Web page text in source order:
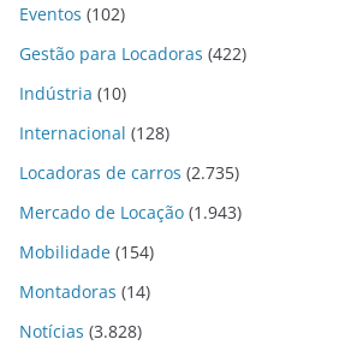
Eventos (102)
Gestão para Locadoras (422)
Indústria (10)
Internacional (128)
Locadoras de carros (2.735)
Mercado de Locação (1.943)
Mobilidade (154)
Montadoras (14)
Notícias (3.828)